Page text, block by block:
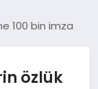
100 bin imza
özlük